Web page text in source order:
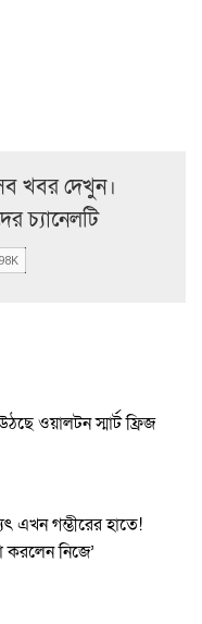
খবর দেখুন।
চ্যানেলটি
ওয়ালটন স্মার্ট ফ্রিজ
এখন গম্ভীরের হাতে!
করলেন নিজে’